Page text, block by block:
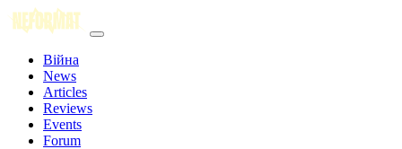
Війна
News
Articles
Reviews
Events
Forum